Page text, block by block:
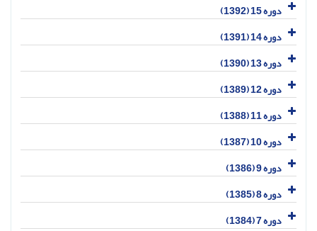
دوره 15 (1392)
دوره 14 (1391)
دوره 13 (1390)
دوره 12 (1389)
دوره 11 (1388)
دوره 10 (1387)
دوره 9 (1386)
دوره 8 (1385)
دوره 7 (1384)